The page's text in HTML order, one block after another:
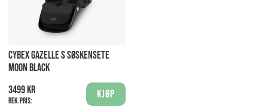
CYBEX GAZELLE S SØSKENSETE
MOON BLACK
3499 kr
Rek. pris:
Kjøp